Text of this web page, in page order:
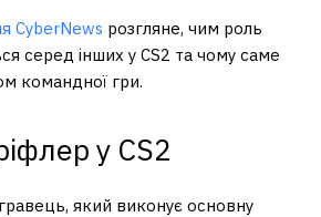
CyberNews розгляне, чим роль
серед інших у CS2 та чому саме
командної гри.
у CS2
який виконує основну